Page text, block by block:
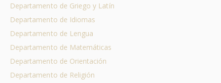
Departamento de Griego y Latín
Departamento de Idiomas
Departamento de Lengua
Departamento de Matemáticas
Departamento de Orientación
Departamento de Religión